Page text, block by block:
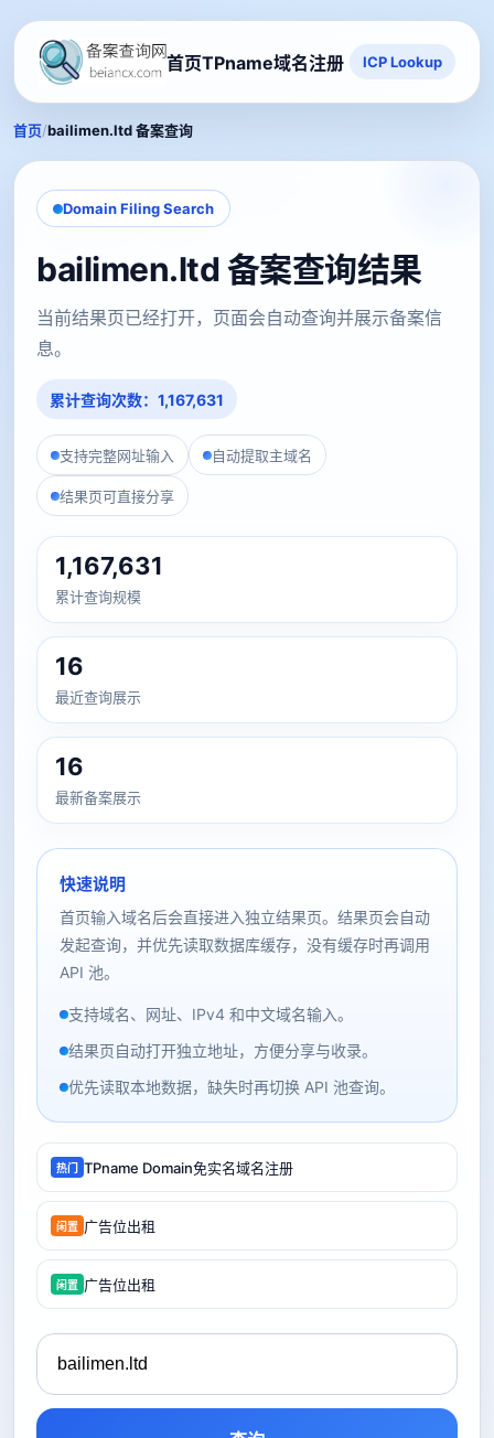
首页TPname域名注册 ICP Lookup
首页/bailimen.ltd 备案查询
Domain Filing Search
bailimen.ltd 备案查询结果
当前结果页已经打开，页面会自动查询并展示备案信
息。
累计查询次数：1,167,631
支持完整网址输入 自动提取主域名
结果页可直接分享
1,167,631
累计查询规模
16
最近查询展示
16
最新备案展示
快速说明
首页输入域名后会直接进入独立结果页。结果页会自动
发起查询，并优先读取数据库缓存，没有缓存时再调用
API 池。
支持域名、网址、IPv4 和中文域名输入。
结果页自动打开独立地址，方便分享与收录。
优先读取本地数据，缺失时再切换 API 池查询。
热门 TPname Domain免实名域名注册
闲置 广告位出租
闲置 广告位出租